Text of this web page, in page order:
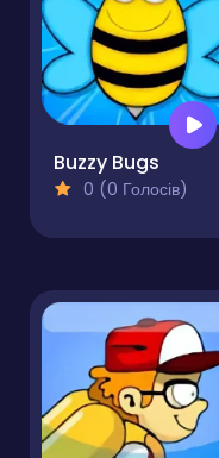
Buzzy Bugs
0 (0 Голосів)